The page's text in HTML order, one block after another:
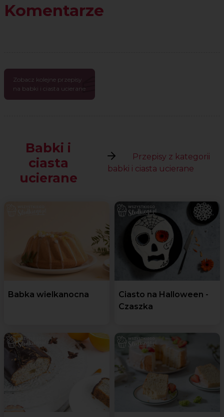
Komentarze
Zobacz kolejne przepisy
na babki i ciasta ucierane
Babki i
ciasta
ucierane
Przepisy z kategorii
babki i ciasta ucierane
Babka wielkanocna
Ciasto na Halloween -
Czaszka